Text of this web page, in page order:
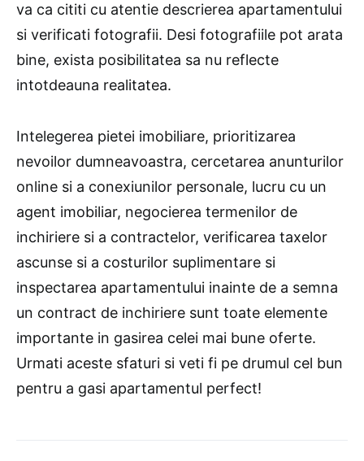
va ca cititi cu atentie descrierea apartamentului
si verificati fotografii. Desi fotografiile pot arata
bine, exista posibilitatea sa nu reflecte
intotdeauna realitatea.
Intelegerea pietei imobiliare, prioritizarea
nevoilor dumneavoastra, cercetarea anunturilor
online si a conexiunilor personale, lucru cu un
agent imobiliar, negocierea termenilor de
inchiriere si a contractelor, verificarea taxelor
ascunse si a costurilor suplimentare si
inspectarea apartamentului inainte de a semna
un contract de inchiriere sunt toate elemente
importante in gasirea celei mai bune oferte.
Urmati aceste sfaturi si veti fi pe drumul cel bun
pentru a gasi apartamentul perfect!